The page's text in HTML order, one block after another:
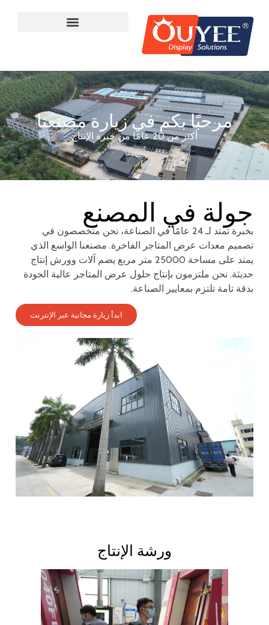
مرحبًا بكم في زيارة مصنعنا
أكثر من 20 عامًا من خبرة الإنتاج
جولة في المصنع
بخبرة تمتد لـ 24 عامًا في الصناعة، نحن متخصصون في
تصميم معدات عرض المتاجر الفاخرة. مصنعنا الواسع الذي
يمتد على مساحة 25000 متر مربع يضم آلات وورش إنتاج
حديثة. نحن ملتزمون بإنتاج حلول عرض المتاجر عالية الجودة
بدقة تامة تلتزم بمعايير الصناعة.
ابدأ زيارة مجانية عبر الإنترنت
ورشة الإنتاج